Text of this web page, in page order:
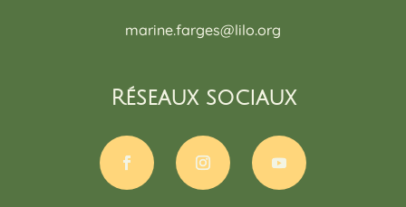
marine.farges@lilo.org
Réseaux sociaux